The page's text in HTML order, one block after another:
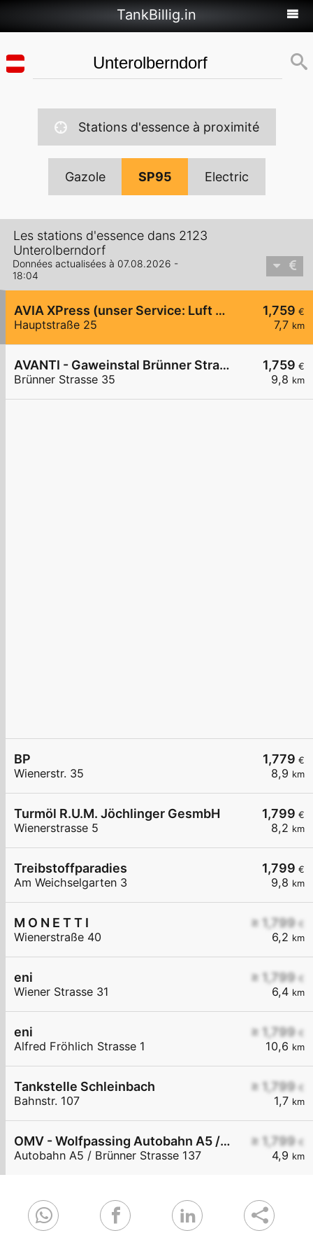
TankBillig.in
Stations d'essence à proximité
Gazole SP95 Electric
Les stations d'essence dans 2123
Unterolberndorf
Données actualisées à 07.08.2026 -
18:04
1,759 €
7,7 km
AVIA XPress (unser Service: Luft und Wasser)
Hauptstraße 25
1,759 €
9,8 km
AVANTI - Gaweinstal Brünner Straße 35
Brünner Strasse 35
1,779 €
8,9 km
BP
Wienerstr. 35
1,799 €
8,2 km
Turmöl R.U.M. Jöchlinger GesmbH
Wienerstrasse 5
1,799 €
9,8 km
Treibstoffparadies
Am Weichselgarten 3
≥ 1,799 €
6,2 km
M O N E T T I
Wienerstraße 40
≥ 1,799 €
6,4 km
eni
Wiener Strasse 31
≥ 1,799 €
10,6 km
eni
Alfred Fröhlich Strasse 1
≥ 1,799 €
1,7 km
Tankstelle Schleinbach
Bahnstr. 107
≥ 1,799 €
4,9 km
OMV - Wolfpassing Autobahn A5 / Brünner Straße KM 11
Autobahn A5 / Brünner Strasse 137